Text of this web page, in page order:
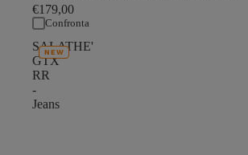
€179,00
Confronta
SALATHE'
GTX
RR
-
Jeans
NEW